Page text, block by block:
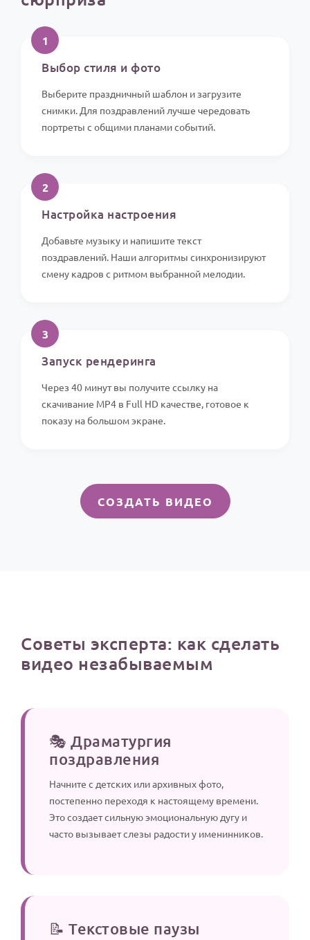
1
Выбор стиля и фото
Выберите праздничный шаблон и загрузите
снимки. Для поздравлений лучше чередовать
портреты с общими планами событий.
2
Настройка настроения
Добавьте музыку и напишите текст
поздравлений. Наши алгоритмы синхронизируют
смену кадров с ритмом выбранной мелодии.
3
Запуск рендеринга
Через 40 минут вы получите ссылку на
скачивание MP4 в Full HD качестве, готовое к
показу на большом экране.
СОЗДАТЬ ВИДЕО
Советы эксперта: как сделать
видео незабываемым
🎭 Драматургия
поздравления
Начните с детских или архивных фото,
постепенно переходя к настоящему времени.
Это создает сильную эмоциональную дугу и
часто вызывает слезы радости у именинников.
📝 Текстовые паузы